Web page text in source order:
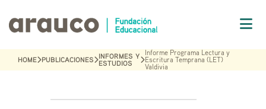
HOME PUBLICACIONES
INFORMES Y
ESTUDIOS
Informe Programa Lectura y
Escritura Temprana (LET)
Valdivia